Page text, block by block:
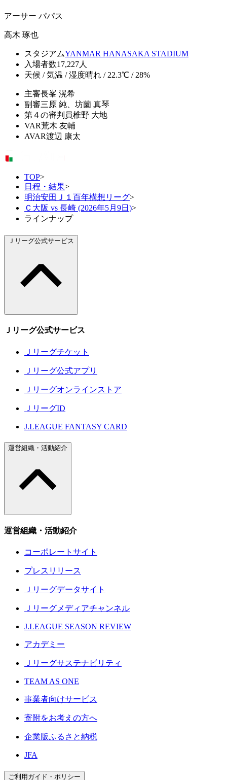
アーサー パパス
高木 琢也
スタジアムYANMAR HANASAKA STADIUM
入場者数17,227人
天候 / 気温 / 湿度晴れ / 22.3℃ / 28%
主審長峯 滉希
副審三原 純、坊薗 真琴
第４の審判員椎野 大地
VAR荒木 友輔
AVAR渡辺 康太
TOP>
日程・結果>
明治安田Ｊ１百年構想リーグ>
Ｃ大阪 vs 長崎 (2026年5月9日)>
ラインナップ
Ｊリーグ公式サービス
Ｊリーグ公式サービス
Ｊリーグチケット
Ｊリーグ公式アプリ
Ｊリーグオンラインストア
ＪリーグID
J.LEAGUE FANTASY CARD
運営組織・活動紹介
運営組織・活動紹介
コーポレートサイト
プレスリリース
Ｊリーグデータサイト
Ｊリーグメディアチャンネル
J.LEAGUE SEASON REVIEW
アカデミー
Ｊリーグサステナビリティ
TEAM AS ONE
事業者向けサービス
寄附をお考えの方へ
企業版ふるさと納税
JFA
ご利用ガイド・ポリシー